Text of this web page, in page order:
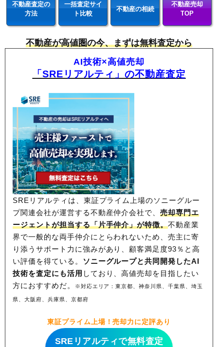
不動産査定の
方法
一括査定サイ
ト比較
不動産の相続
不動産売却
TOP
不動産が高値圏の今、まずは無料査定から
AI技術×高値売却
「SREリアルティ」の不動産査定
SREリアルティは、東証プライム上場のソニーグルー
プ関連会社が運営する不動産仲介会社で、売却専門エ
ージェントが担当する「片手仲介」が特徴。不動産業
界で一般的な両手仲介にとらわれないため、売主に寄
り添うサポート力に強みがあり、顧客満足度93％と高
い評価を得ている。 ソニーグループと共同開発したAI
技術を査定にも活用 しており、高値売却を目指したい
方におすすめだ。
※対応エリア：東京都、神奈川県、千葉県、埼玉
県、大阪府、兵庫県、京都府
東証プライム上場！売却力に定評あり
SREリアルティで無料査定